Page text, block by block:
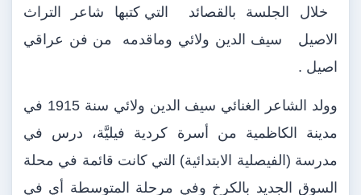
خلال الجلسة بالقصائد
التي كتبها شاعر التراث
الاصيل
سيف الدين ولائي وماقدمه
من فن عراقي
اصيل .
وولد الشاعر الغنائي سيف الدين ولائي سنة 1915 في
مدينة الكاظمية من أسرة كردية فيليَّة، درس في
مدرسة (الفيصلية الابتدائية) التي كانت قائمة في محلة
السوق الجديد بالكرخ وفي مرحلة المتوسطة أي في